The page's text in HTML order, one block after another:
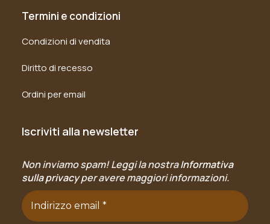
Termini e condizioni
Condizioni di vendita
Diritto di recesso
Ordini per email
Iscriviti alla newsletter
Non inviamo spam! Leggi la nostraInformativa
sulla privacyper avere maggiori informazioni.